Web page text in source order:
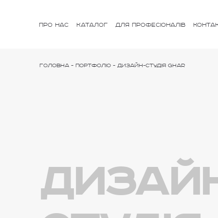
ПРО НАС КАТАЛОГ ДЛЯ ПРОФЕСІОНАЛІВ
Головна- Портфоліо- Дизайн-студія GHAR